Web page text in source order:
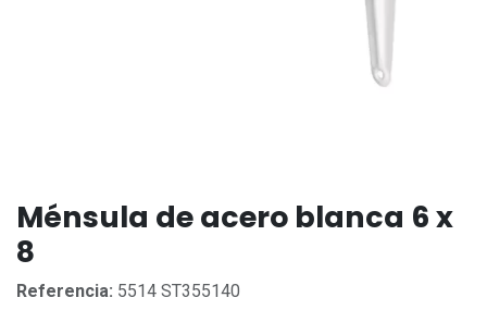
Ménsula de acero blanca 6 x
8
Referencia: 5514 ST355140